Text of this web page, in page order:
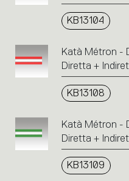
KB13104
Katà Métron -
Diretta +
KB13108
Katà Métron -
Diretta +
KB13109